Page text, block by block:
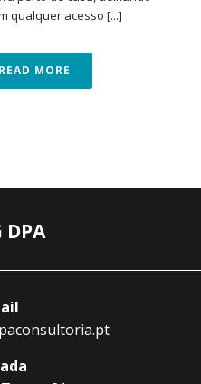
qualquer acesso [...]
READ MORE
DPA